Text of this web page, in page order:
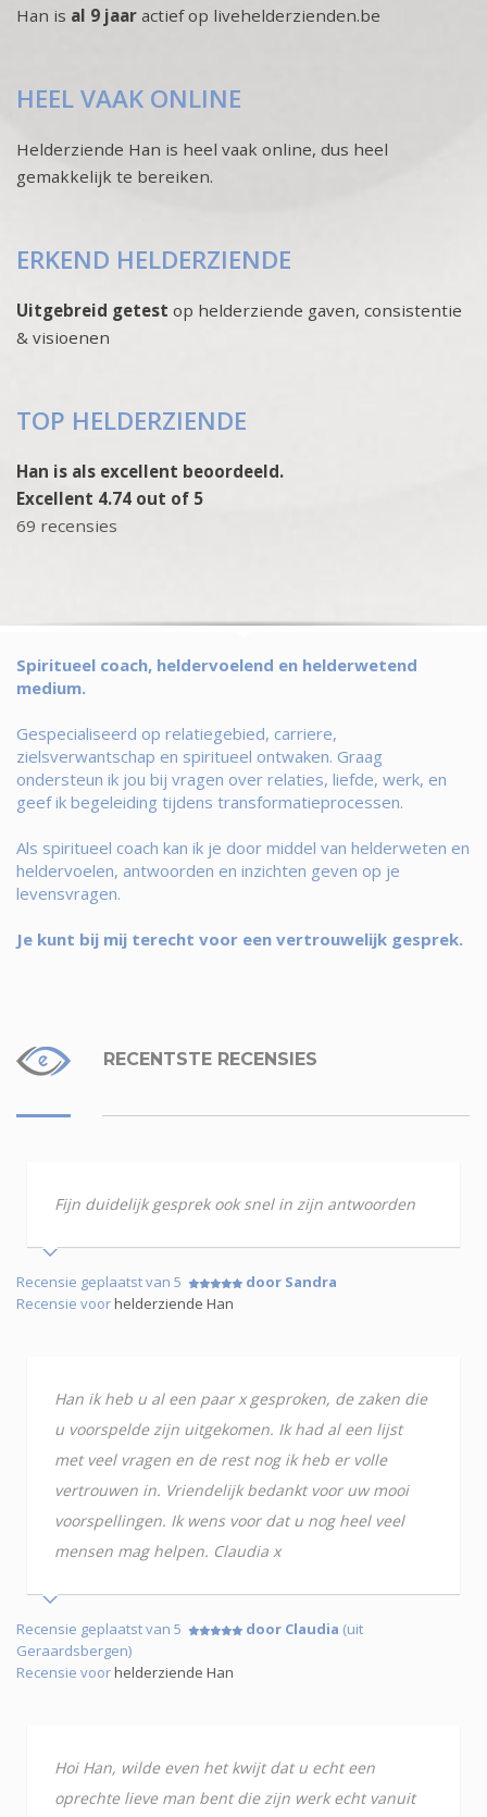
Han is al 9 jaar actief op livehelderzienden.be
HEEL VAAK ONLINE
Helderziende Han is heel vaak online, dus heel
gemakkelijk te bereiken.
ERKEND HELDERZIENDE
Uitgebreid getest op helderziende gaven, consistentie
& visioenen
TOP HELDERZIENDE
Han is als excellent beoordeeld.
Excellent 4.74 out of 5
69 recensies
Spiritueel coach, heldervoelend en helderwetend
medium.
Gespecialiseerd op relatiegebied, carriere,
zielsverwantschap en spiritueel ontwaken. Graag
ondersteun ik jou bij vragen over relaties, liefde, werk, en
geef ik begeleiding tijdens transformatieprocessen.
Als spiritueel coach kan ik je door middel van helderweten en
heldervoelen, antwoorden en inzichten geven op je
levensvragen.
Je kunt bij mij terecht voor een vertrouwelijk gesprek.
RECENTSTE RECENSIES
Fijn duidelijk gesprek ook snel in zijn antwoorden
Recensie geplaatst van 5
door Sandra
Recensie voorhelderziende Han
Han ik heb u al een paar x gesproken, de zaken die
u voorspelde zijn uitgekomen. Ik had al een lijst
met veel vragen en de rest nog ik heb er volle
vertrouwen in. Vriendelijk bedankt voor uw mooi
voorspellingen. Ik wens voor dat u nog heel veel
mensen mag helpen. Claudia x
Recensie geplaatst van 5 door Claudia (uit
Geraardsbergen)
Recensie voorhelderziende Han
Hoi Han, wilde even het kwijt dat u echt een
oprechte lieve man bent die zijn werk echt vanuit